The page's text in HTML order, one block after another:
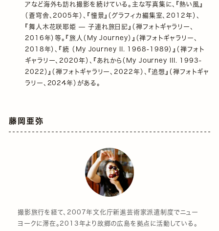
アなど海外も訪れ撮影を続けている。主な写真集に、『熱い風』
（蒼穹舎、2005年）、『憧景』（グラフィカ編集室、2012年）、
『舞人木花咲耶姫 — 子連れ旅日記』（禅フォトギャラリー、
2016年）等。『旅人（My Journey）』（禅フォトギャラリー、
2018年）、『続 （My Journey II. 1968-1989）』（禅フォト
ギャラリー、2020年）、『あれから（My Journey III. 1993-
2022）』（禅フォトギャラリー、2022年）、『追想』（禅フォトギャ
ラリー、2024年）がある。
藤岡亜弥
撮影旅行を経て、2007年文化庁新進芸術家派遣制度でニュー
ヨークに滞在。2013年より故郷の広島を拠点に活動している。